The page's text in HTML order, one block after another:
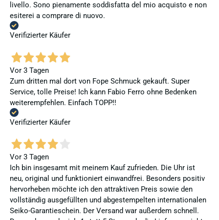
livello. Sono pienamente soddisfatta del mio acquisto e non
esiterei a comprare di nuovo.
Verifizierter Käufer
Vor 3 Tagen
Zum dritten mal dort von Fope Schmuck gekauft. Super
Service, tolle Preise! Ich kann Fabio Ferro ohne Bedenken
weiterempfehlen. Einfach TOPP!!
Verifizierter Käufer
Vor 3 Tagen
Ich bin insgesamt mit meinem Kauf zufrieden. Die Uhr ist
neu, original und funktioniert einwandfrei. Besonders positiv
hervorheben möchte ich den attraktiven Preis sowie den
vollständig ausgefüllten und abgestempelten internationalen
Seiko-Garantieschein. Der Versand war außerdem schnell.